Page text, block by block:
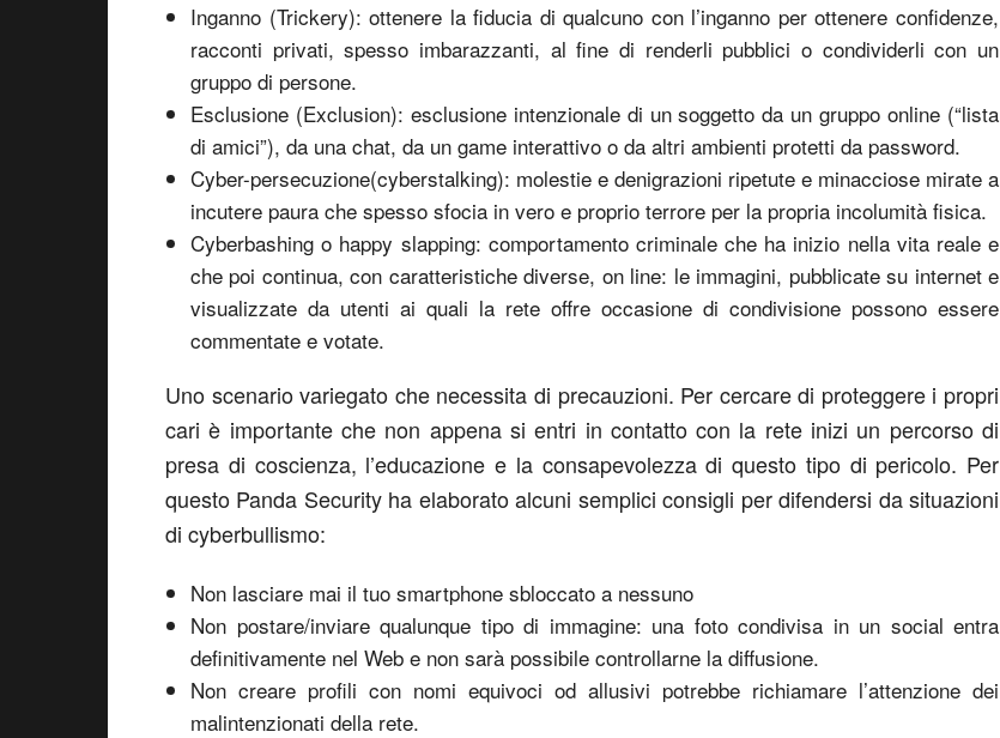
Inganno (Trickery): ottenere la fiducia di qualcuno con l’inganno per ottenere confidenze,
racconti privati, spesso imbarazzanti, al fine di renderli pubblici o condividerli con un
gruppo di persone.
Esclusione (Exclusion): esclusione intenzionale di un soggetto da un gruppo online (“lista
di amici”), da una chat, da un game interattivo o da altri ambienti protetti da password.
Cyber-persecuzione(cyberstalking): molestie e denigrazioni ripetute e minacciose mirate a
incutere paura che spesso sfocia in vero e proprio terrore per la propria incolumità fisica.
Cyberbashing o happy slapping: comportamento criminale che ha inizio nella vita reale e
che poi continua, con caratteristiche diverse, on line: le immagini, pubblicate su internet e
visualizzate da utenti ai quali la rete offre occasione di condivisione possono essere
commentate e votate.
Uno scenario variegato che necessita di precauzioni. Per cercare di proteggere i propri
cari è importante che non appena si entri in contatto con la rete inizi un percorso di
presa di coscienza, l’educazione e la consapevolezza di questo tipo di pericolo. Per
questo Panda Security ha elaborato alcuni semplici consigli per difendersi da situazioni
di cyberbullismo:
Non lasciare mai il tuo smartphone sbloccato a nessuno
Non postare/inviare qualunque tipo di immagine: una foto condivisa in un social entra
definitivamente nel Web e non sarà possibile controllarne la diffusione.
Non creare profili con nomi equivoci od allusivi potrebbe richiamare l’attenzione dei
malintenzionati della rete.